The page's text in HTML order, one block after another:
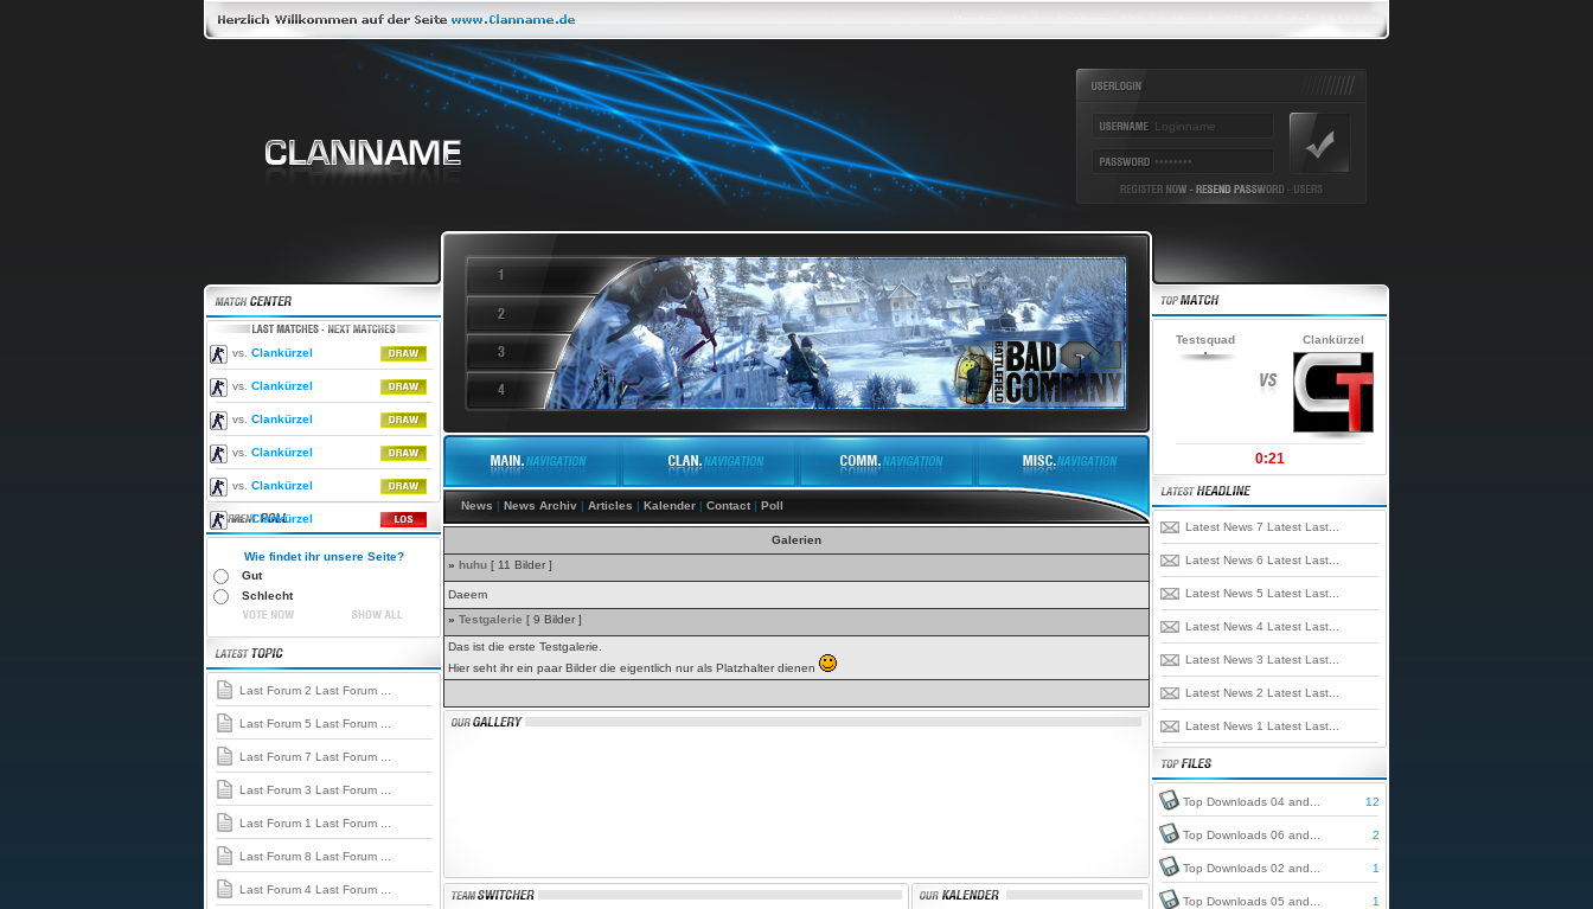
vs. Clankürzel
vs. Clankürzel
vs. Clankürzel
vs. Clankürzel
vs. Clankürzel
vs.Clankürzel
Wie findet ihr unsere Seite?
Gut
Schlecht
Last Forum 2 Last Forum ...
Last Forum 5 Last Forum ...
Last Forum 7 Last Forum ...
Last Forum 3 Last Forum ...
Last Forum 1 Last Forum ...
Last Forum 8 Last Forum ...
Last Forum 4 Last Forum ...
News | News Archiv | Articles | Kalender | Contact | Poll
Galerien
» huhu [ 11 Bilder ]
Daeem
» Testgalerie [ 9 Bilder ]
Das ist die erste Testgalerie.
Hier seht ihr ein paar Bilder die eigentlich nur als Platzhalter dienen
Testsquad Clankürzel
0:21
Latest News 7 Latest Last...
Latest News 6 Latest Last...
Latest News 5 Latest Last...
Latest News 4 Latest Last...
Latest News 3 Latest Last...
Latest News 2 Latest Last...
Latest News 1 Latest Last...
Top Downloads 04 and... 12
Top Downloads 06 and... 2
Top Downloads 02 and... 1
Top Downloads 05 and... 1